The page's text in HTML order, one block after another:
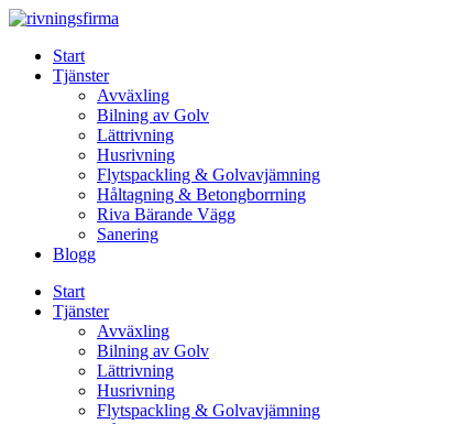
Skip
contentStart
Tjänster
Avväxling
Bilning av Golv
Lättrivning
Husrivning
Flytspackling & Golvavjämning
Håltagning & Betongborrning
Riva Bärande Vägg
Sanering
Blogg
Start
Tjänster
Avväxling
Bilning av Golv
Lättrivning
Husrivning
Flytspackling & Golvavjämning